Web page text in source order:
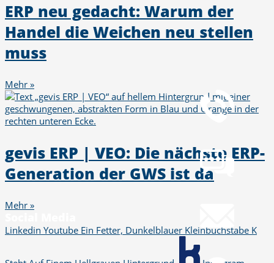
Mail
Fernwartung
ERP neu gedacht: Warum der
Handel die Weichen neu stellen
muss
Mehr »
gevis ERP | VEO: Die nächste ERP-
Generation der GWS ist da
Mehr »
Linkedin Youtube Ein Fetter, Dunkelblauer Kleinbuchstabe K